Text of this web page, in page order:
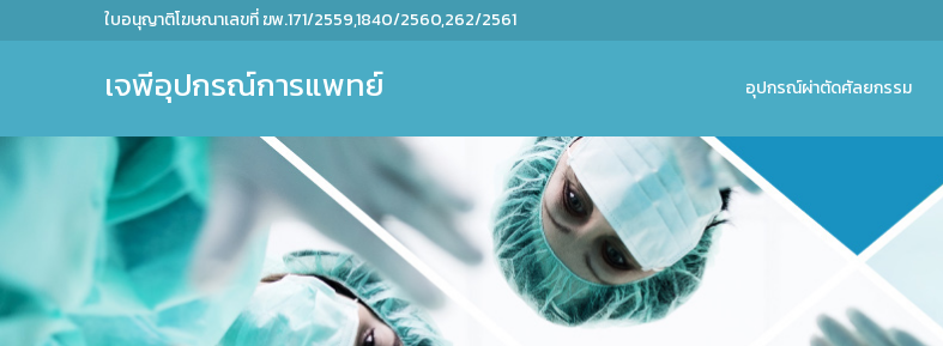
ใบอนุญาติโฆษณาเลขที่ ฆพ.171/2559,1840/2560,262/2561
เจพีอุปกรณ์การแพทย์ อุปกรณ์ผ่าตัดศัลยกรรม